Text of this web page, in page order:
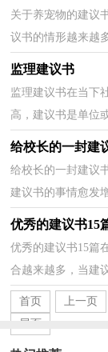
关于养宠物的建议
议书的情形越来越
领导，就某项工作
监理建议书
监理建议书在当下
高，建议书是单位
提出某种建议时使
给校长的一封建
给校长的一封建议
建议书的事情愈发
肯地提出自己对对
优秀的建议书15
优秀的建议书15篇
合越来越多，当建
己对对方工作的意
首页 上一页
尾页